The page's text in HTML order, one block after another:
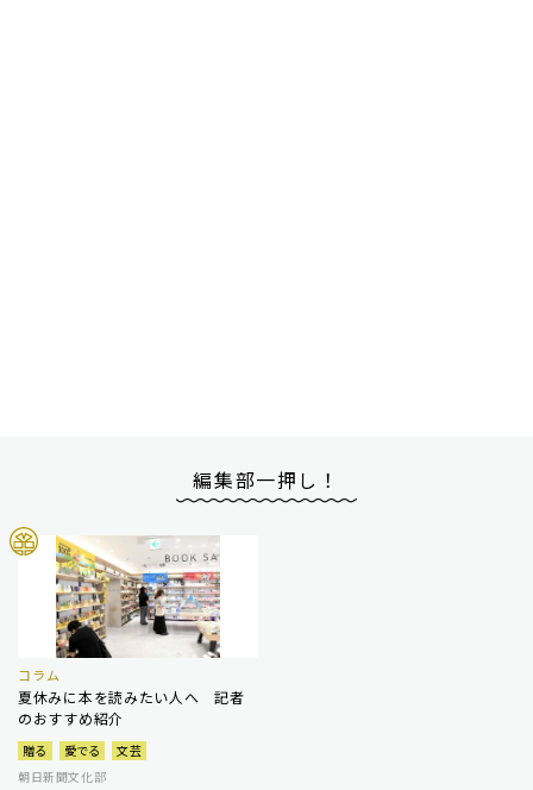
編集部一押し！
コラム
夏休みに本を読みたい人へ 記者
のおすすめ紹介
贈る 愛でる
文芸
朝日新聞文化部